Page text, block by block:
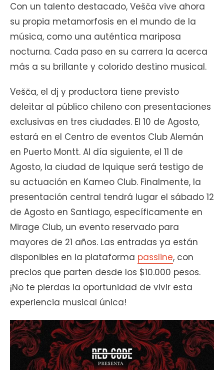
Con un talento destacado, Vešča vive ahora
su propia metamorfosis en el mundo de la
música, como una auténtica mariposa
nocturna. Cada paso en su carrera la acerca
más a su brillante y colorido destino musical.
Vešča, el dj y productora tiene previsto
deleitar al público chileno con presentaciones
exclusivas en tres ciudades. El 10 de Agosto,
estará en el Centro de eventos Club Alemán
en Puerto Montt. Al día siguiente, el 11 de
Agosto, la ciudad de Iquique será testigo de
su actuación en Kameo Club. Finalmente, la
presentación central tendrá lugar el sábado 12
de Agosto en Santiago, específicamente en
Mirage Club, un evento reservado para
mayores de 21 años. Las entradas ya están
disponibles en la plataforma passline, con
precios que parten desde los $10.000 pesos.
¡No te pierdas la oportunidad de vivir esta
experiencia musical única!